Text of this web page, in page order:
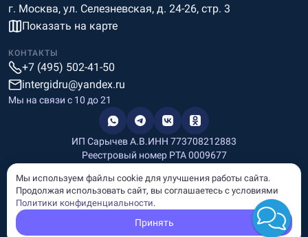
г. Москва, ул. Селезневская, д. 24-26, стр. 3
Показать на карте
КОНТАКТЫ
+7 (495) 502-41-50
intergidru@yandex.ru
Мы на связи c 10 до 21
ИП Сарычев А.В.ИНН 773708212883
Реестровый номер РТА 0009677
Информация, размещённая на сайте, носит информационный
характер и не является рекламой и публичной офертой.
Мы используем файлы cookie для улучшения работы сайта.
Продолжая использовать сайт, вы соглашаетесь с условиями
Политики конфиденциальности.
Принять